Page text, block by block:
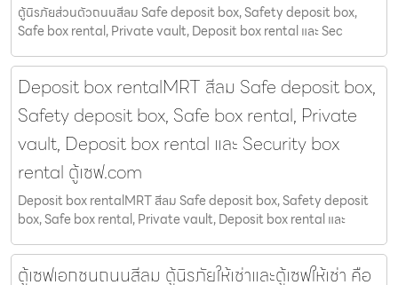
ตู้นิรภัยส่วนตัวถนนสีลม Safe deposit box, Safety deposit box,
Safe box rental, Private vault, Deposit box rental และ Sec
Deposit box rentalMRT สีลม Safe deposit box,
Safety deposit box, Safe box rental, Private
vault, Deposit box rental และ Security box
rental ตู้เซฟ.com
Deposit box rentalMRT สีลม Safe deposit box, Safety deposit
box, Safe box rental, Private vault, Deposit box rental และ
ตู้เซฟเอกชนถนนสีลม ตู้นิรภัยให้เช่าและตู้เซฟให้เช่า คือ